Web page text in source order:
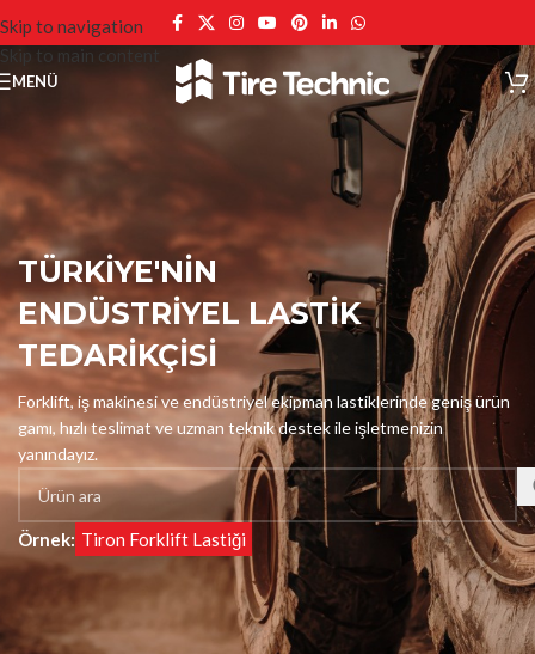
Skip to navigation
Skip to main content
MENÜ
TÜRKİYE'NİN
ENDÜSTRİYEL LASTİK
TEDARİKÇİSİ
Forklift, iş makinesi ve endüstriyel ekipman lastiklerinde geniş ürün
gamı, hızlı teslimat ve uzman teknik destek ile işletmenizin
yanındayız.
Örnek: Tiron Forklift Lastiği